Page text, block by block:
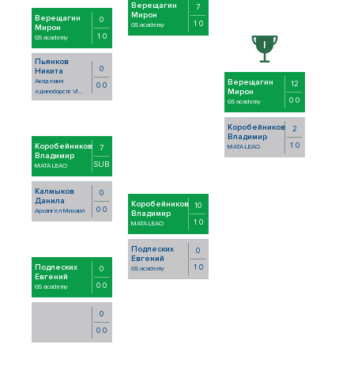
Верещагин
Мирон
GS academy
0
1 0
Пьянков
Никита
Академия
единоборств VI...
0
0 0
Коробейников
Владимир
MATA LEAO
7
SUB
Калмыков
Данила
Архангел Михаил
0
0 0
Подлеских
Евгений
GS academy
0
0 0
0
0 0
Верещагин
Мирон
GS academy
7
1 0
Коробейников
Владимир
MATA LEAO
10
1 0
Подлеских
Евгений
GS academy
0
1 0
Верещагин
Мирон
GS academy
12
0 0
Коробейников
Владимир
MATA LEAO
2
1 0